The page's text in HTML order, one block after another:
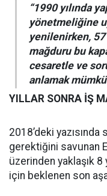
“1990 yılında
yönetmeliğine
yenilenirken, 57
mağduru bu
cesaretle ve
anlamak
YILLAR SONRA İŞ
2018’deki
gerektiğini savunan
üzerinden yaklaşık
için beklenen son